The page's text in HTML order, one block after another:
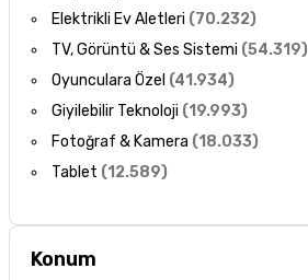
Elektrikli Ev Aletleri (70.232)
TV, Görüntü & Ses Sistemi (54.319)
Oyunculara Özel (41.934)
Giyilebilir Teknoloji (19.993)
Fotoğraf & Kamera (18.033)
Tablet (12.589)
Konum